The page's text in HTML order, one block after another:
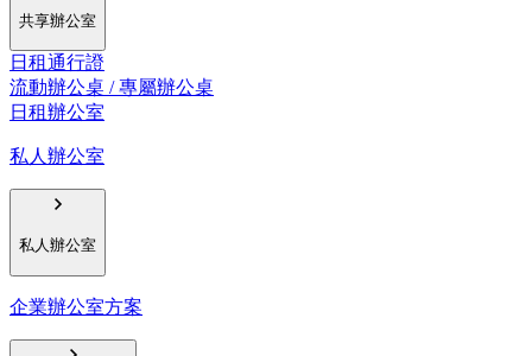
共享辦公室
日租通行證
流動辦公桌 / 專屬辦公桌
日租辦公室
私人辦公室
私人辦公室
企業辦公室方案